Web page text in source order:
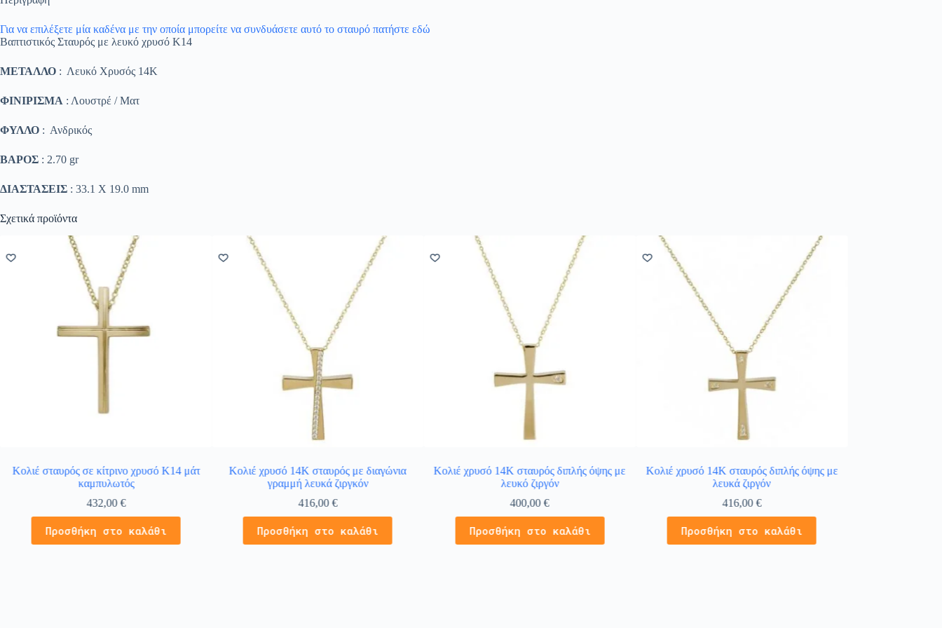
Για να επιλέξετε μία καδένα με την οποία μπορείτε να συνδυάσετε αυτό το σταυρό πατήστε εδώ
Βαπτιστικός Σταυρός με λευκό χρυσό K14
ΜΕΤΑΛΛΟ : Λευκό Χρυσός 14K
ΦΙΝΙΡΙΣΜΑ : Λουστρέ / Ματ
ΦΥΛΛΟ : Ανδρικός
ΒΑΡΟΣ : 2.70 gr
ΔΙΑΣΤΑΣΕΙΣ : 33.1 Χ 19.0 mm
Σχετικά προϊόντα
Κολιέ σταυρός σε κίτρινο χρυσό Κ14 μάτ
καμπυλωτός
432,00€
Προσθήκη στο καλάθι
Κολιέ χρυσό 14Κ σταυρός με διαγώνια
γραμμή λευκά ζιργκόν
416,00€
Προσθήκη στο καλάθι
Κολιέ χρυσό 14Κ σταυρός διπλής όψης με
λευκό ζιργόν
400,00€
Προσθήκη στο καλάθι
Κολιέ χρυσό 14Κ σταυρός διπλής όψης με
λευκά ζιργόν
416,00€
Προσθήκη στο καλάθι